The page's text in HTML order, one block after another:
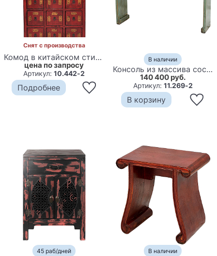
Снят с производства
Комод в китайском стиле с маленькими выдвижными ящиками Red Chest of Drawers Red
цена по запросу
Артикул:10.442-2
Подробнее
В наличии
Консоль из массива сосны Meng Console
140 400 руб.
Артикул: 11.269-2
В корзину
45 раб/дней В наличии